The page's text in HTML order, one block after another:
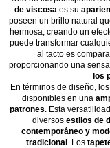
de viscosaes su
poseen un brillo natural
hermosa, creando un
puede transformar
al tacto es
proporcionando una
los
En términos de diseño, los
disponibles en una
patrones. Esta
diversos estilos de
contemporáneo y
tradicional . Los